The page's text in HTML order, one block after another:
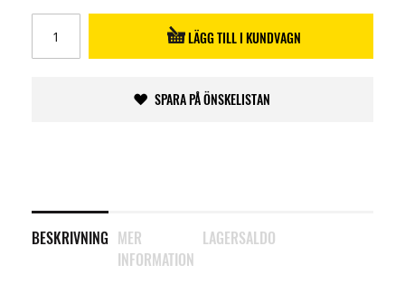
LÄGG TILL I KUNDVAGN
SPARA PÅ ÖNSKELISTAN
BESKRIVNING MER
INFORMATION
LAGERSALDO